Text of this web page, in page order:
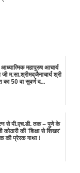
महापुरुष आचार्य
जी म.सा.श्रीमद्‌जैनाचार्य श्री
का 50 वा सुवर्ण द...
से पी.एच.डी. तक – पुणे के
कोठारी की 'शिक्षा से शिखर'
की प्रेरक गाथा !